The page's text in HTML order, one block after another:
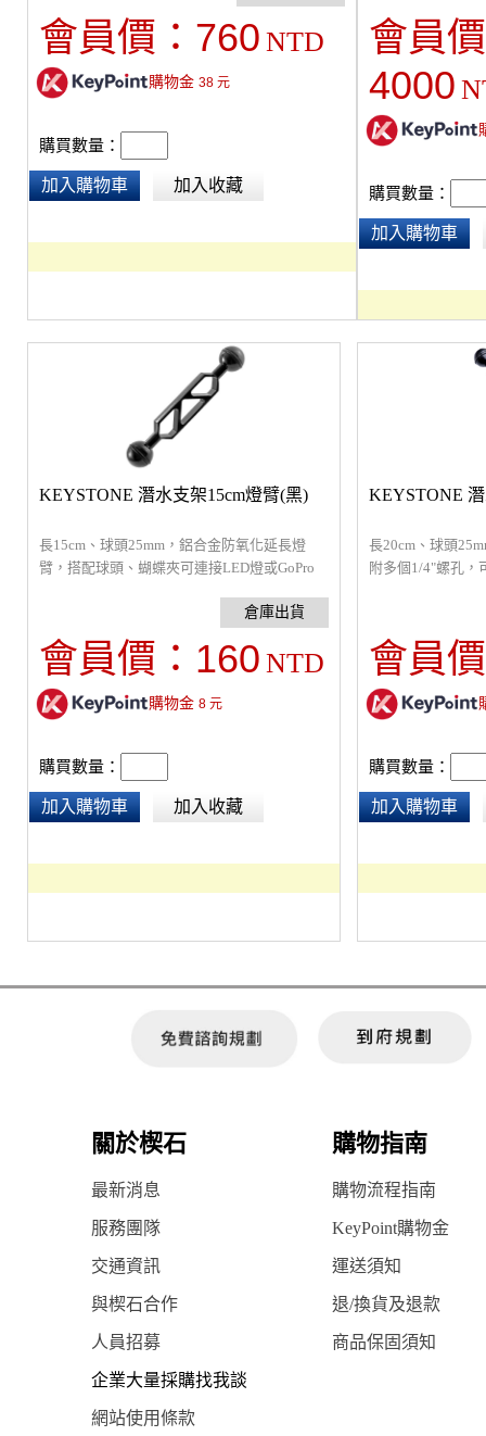
會員價： 760 NTD
購物金 38元
購買數量：
加入購物車 加入收藏
求。建議搭配潛
簧繩，固定雲台
會員
4000
購買數量：
加入購物車
KEYSTONE 潛水支架15cm燈臂(黑)
長15cm、球頭25mm，鋁合金防氧化延長燈
臂，搭配球頭、蝴蝶夾可連接LED燈或GoPro
會員價： 160 NTD
購物金 8元
購買數量：
加入購物車 加入收藏
KEYSTONE
長20cm、球頭
附多個1/4"螺孔，
會員
購買數量：
加入購物車
關於楔石 購物指南
最新消息 購物流程指南
服務團隊 KeyPoint購物金
交通資訊 運送須知
與楔石合作 退/換貨及退款
人員招募 商品保固須知
企業大量採購找我談
網站使用條款